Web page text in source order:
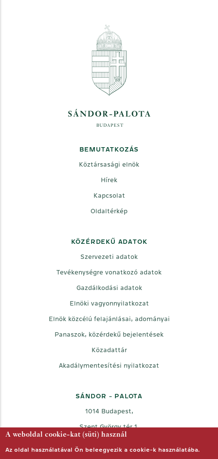
A weboldal cookie-kat (süti) használ
Az oldal használatával Ön beleegyezik a cookie-k használatába.
BEMUTATKOZÁS
Köztársasági elnök
Hírek
Kapcsolat
Oldaltérkép
KÖZÉRDEKŰ ADATOK
Szervezeti adatok
Tevékenységre vonatkozó adatok
Gazdálkodási adatok
Elnöki vagyonnyilatkozat
Elnök közcélú felajánlásai, adományai
Panaszok, közérdekű bejelentések
Közadattár
Akadálymentesítési nyilatkozat
SÁNDOR - PALOTA
1014 Budapest,
Szent György tér 1.
FacebookTwitter Youtube